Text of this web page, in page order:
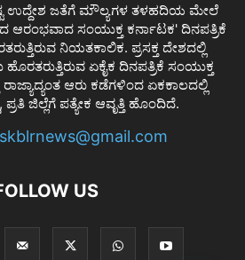
ಉದ್ದೇಶ ಜತೆಗೆ ಮೌಲ್ಯಗಳ ತಳಹದಿಯ ಮೇಲೆ
ಆರಂಭವಾದ ಸಂಯುಕ್ತ ಕರ್ನಾಟಕ' ದಿನಪತ್ರಿಕೆ
ನಿಯತಕಾಲಿಕ. ಪ್ರಸಕ್ತ ದೇಶದಲ್ಲಿ
ಏಕೈಕ ದಿನಪತ್ರಿಕೆ ಸಂಯುಕ್ತ
ರಾಜ್ಯಾದ್ಯಂತ ಆರು ಕಡೆಗಳಿಂದ ಏಕಕಾಲದಲ್ಲಿ
ಪ್ರತಿ ಜಿಲ್ಲೆಗೆ ಪತ್ಯೇಕ ಆವೃತ್ತಿ ಹೊಂದಿದೆ.
skblrnews@gmail.com
US